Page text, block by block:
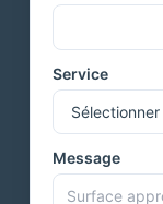
Service
Message